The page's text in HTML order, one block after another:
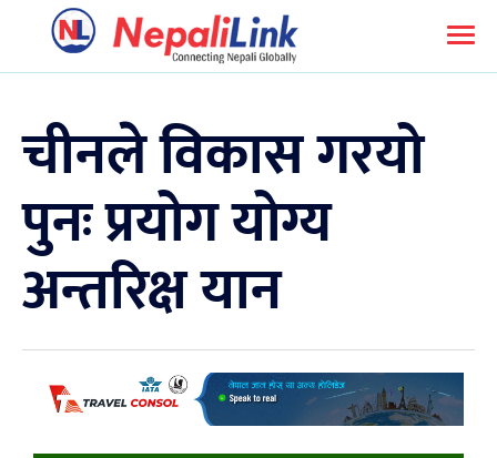
चीनले विकास गरयो
पुनः प्रयोग योग्य
अन्तरिक्ष यान